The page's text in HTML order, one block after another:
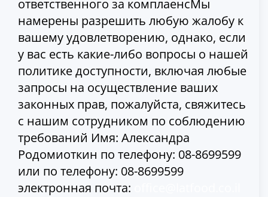
ответственного за комплаенсМы
намерены разрешить любую жалобу к
вашему удовлетворению, однако, если
у вас есть какие-либо вопросы о нашей
политике доступности, включая любые
запросы на осуществление ваших
законных прав, пожалуйста, свяжитесь
с нашим сотрудником по соблюдению
требований Имя: Александра
Родомиоткин по телефону: 08-8699599
или по телефону: 08-8699599
электронная почта: